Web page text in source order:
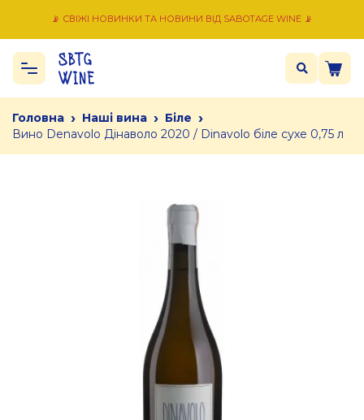
📡 СВІЖІ НОВИНКИ ТА НОВИНИ ВІД SABOTAGE WINE 📡
Головна › Наші вина › Біле ›
Вино Denavolo Дінаволо 2020 / Dinavolo біле сухе 0,75 л